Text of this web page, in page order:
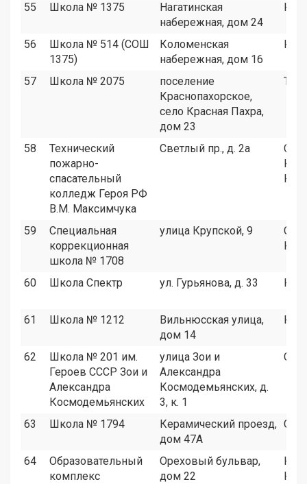
55 Школа № 1375
Нагатинская
набережная, дом 24
56
Школа № 514 (СОШ
1375)
Коломенская
набережная, дом 16
57 Школа № 2075
поселение
Краснопахорское,
село Красная Пахра,
дом 23
ТАО
58
Технический
пожарно-
спасательный
колледж Героя РФ
В.М. Максимчука
Светлый пр., д. 2а
САО
59
Специальная
коррекционная
школа № 1708
улица Крупской, 9
САО
60 Школа Спектр ул. Гурьянова, д. 33
61 Школа № 1212
Вильнюсская улица,
дом 14
62
Школа № 201 им.
Героев СССР Зои и
Александра
Космодемьянских
улица Зои и
Александра
Космодемьянских, д.
3, к. 1
САО
63 Школа № 1794
Керамический проезд,
дом 47А
САО
64
Образовательный
комплекс
Ореховый бульвар,
дом 22